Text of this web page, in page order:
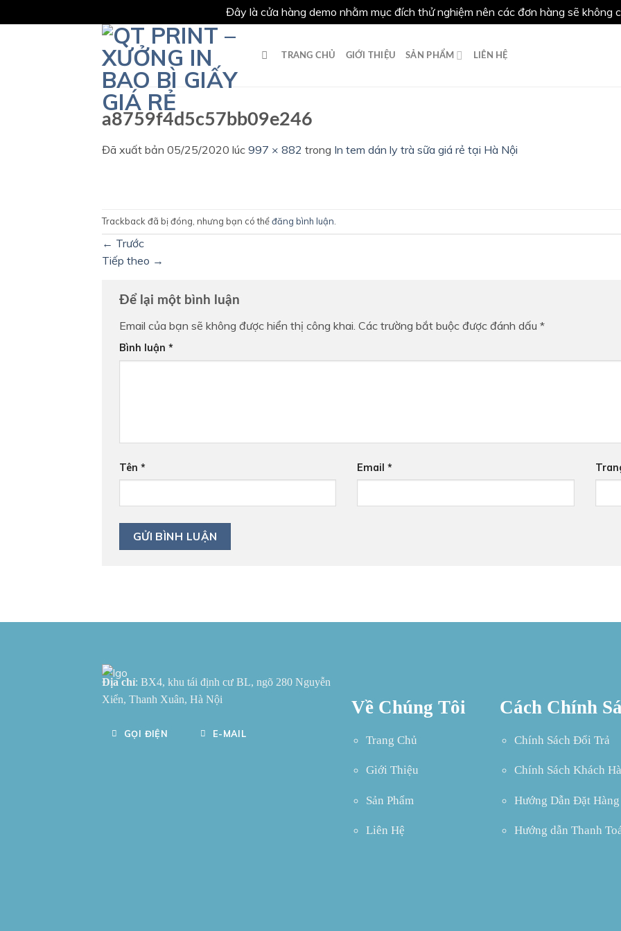
Đây là cửa hàng demo nhằm mục đích thử nghiệm nên các đơn hàng sẽ không
TRANG CHỦ GIỚI THIỆU SẢN PHẨM LIÊN HỆ
a8759f4d5c57bb09e246
Đã xuất bản 05/25/2020 lúc 997 × 882 trong In tem dán ly trà sữa giá rẻ tại Hà Nội
Trackback đã bị đóng, nhưng bạn có thểđăng bình luận
← Trước
Tiếp theo →
Để lại một bình luận
Email của bạn sẽ không được hiển thị công khai. Các trường bắt buộc được đánh dấu *
Bình luận *
Tên * Email*
Địa chỉ: BX4, khu tái định cư BL, ngõ 280 Nguyễn
Xiển, Thanh Xuân, Hà Nội
GỌI ĐIỆN E-MAIL
Về Chúng Tôi
Trang Chủ
Giới Thiệu
Sản Phẩm
Liên Hệ
Cách Chính
Chính Sách Đổi Trả
Chính Sách Khách
Hướng Dẫn Đặt Hàng
Hướng dẫn Thanh